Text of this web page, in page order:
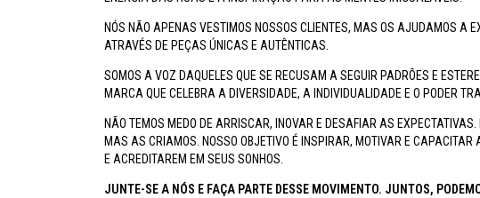
NÓS NÃO APENAS VESTIMOS NOSSOS CLIENTES, MAS OS AJUDAMOS A
ATRAVÉS DE PEÇAS ÚNICAS E AUTÊNTICAS.
SOMOS A VOZ DAQUELES QUE SE RECUSAM A SEGUIR PADRÕES E
MARCA QUE CELEBRA A DIVERSIDADE, A INDIVIDUALIDADE E O PODER
NÃO TEMOS MEDO DE ARRISCAR, INOVAR E DESAFIAR AS
MAS AS CRIAMOS. NOSSO OBJETIVO É INSPIRAR, MOTIVAR E
E ACREDITAREM EM SEUS SONHOS.
JUNTE-SE A NÓS E FAÇA PARTE DESSE MOVIMENTO. JUNTOS,